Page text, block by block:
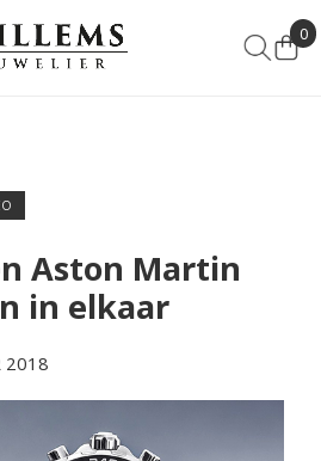
0
Aston Martin
in elkaar
2018